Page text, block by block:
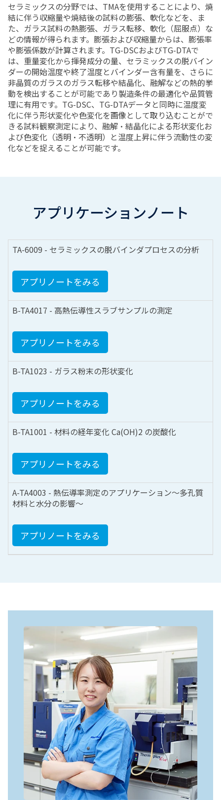
セラミックスの分野では、TMAを使用することにより、焼
結に伴う収縮量や焼結後の試料の膨張、軟化などを、ま
た、ガラス試料の熱膨張、ガラス転移、軟化（屈服点）な
どの情報が得られます。膨張および収縮量からは、膨張率
や膨張係数が計算されます。TG-DSCおよびTG-DTAで
は、重量変化から揮発成分の量、セラミックスの脱バイン
ダーの開始温度や終了温度とバインダー含有量を、さらに
非晶質のガラスのガラス転移や結晶化、融解などの熱的挙
動を検出することが可能であり製造条件の最適化や品質管
理に有用です。TG-DSC、TG-DTAデータと同時に温度変
化に伴う形状変化や色変化を画像として取り込むことがで
きる試料観察測定により、融解・結晶化による形状変化お
よび色変化（透明・不透明）と温度上昇に伴う流動性の変
化などを捉えることが可能です。
アプリケーションノート
TA-6009 - セラミックスの脱バインダプロセスの分析
アプリノートをみる
B-TA4017 - 高熱伝導性スラブサンプルの測定
アプリノートをみる
B-TA1023 - ガラス粉末の形状変化
アプリノートをみる
B-TA1001 - 材料の経年変化 Ca(OH)2 の炭酸化
アプリノートをみる
A-TA4003 - 熱伝導率測定のアプリケーション～多孔質
材料と水分の影響～
アプリノートをみる